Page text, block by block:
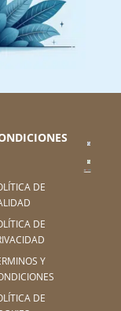
DE
DE
Y
DE